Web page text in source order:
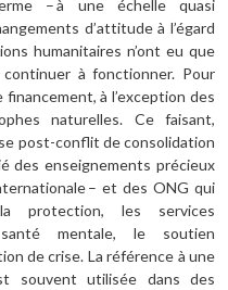
– à une échelle quasi
d’attitude à l’égard
humanitaires n’ont eu que
à fonctionner. Pour
à l’exception des
naturelles. Ce faisant,
post-conflit de consolidation
des enseignements précieux
– et des ONG qui
protection, les services
santé mentale, le soutien
de crise. La référence à une
souvent utilisée dans des